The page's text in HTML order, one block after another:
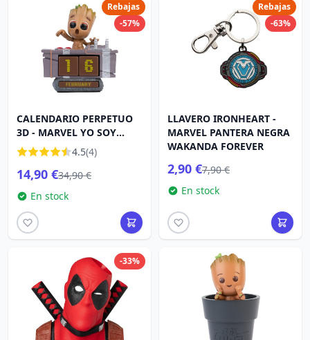
Rebajas
-57%
CALENDARIO PERPETUO
3D - MARVEL YO SOY
GROOT
4.5(4)
14,90 €34,90 €
En stock
Rebajas
-63%
LLAVERO IRONHEART -
MARVEL PANTERA NEGRA
WAKANDA FOREVER
2,90 €7,90 €
En stock
-33%